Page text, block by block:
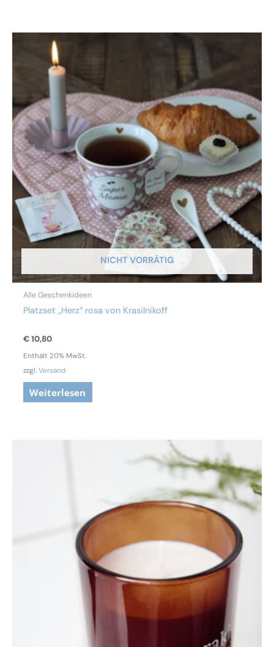
NICHT VORRÄTIG
Alle Geschenkideen
Platzset „Herz“ rosa von Krasilnikoff
€10,80
Enthält 20% MwSt.
zzgl.Versand
Weiterlesen